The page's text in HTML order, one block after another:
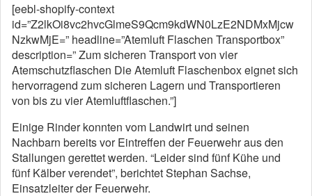
[eebl-shopify-context
id=”Z2lkOi8vc2hvcGlmeS9Qcm9kdWN0LzE2NDMxMjcw
NzkwMjE=” headline=”Atemluft Flaschen Transportbox”
description=” Zum sicheren Transport von vier
Atemschutzflaschen Die Atemluft Flaschenbox eignet sich
hervorragend zum sicheren Lagern und Transportieren
von bis zu vier Atemluftflaschen.”]
Einige Rinder konnten vom Landwirt und seinen
Nachbarn bereits vor Eintreffen der Feuerwehr aus den
Stallungen gerettet werden. “Leider sind fünf Kühe und
fünf Kälber verendet”, berichtet Stephan Sachse,
Einsatzleiter der Feuerwehr.